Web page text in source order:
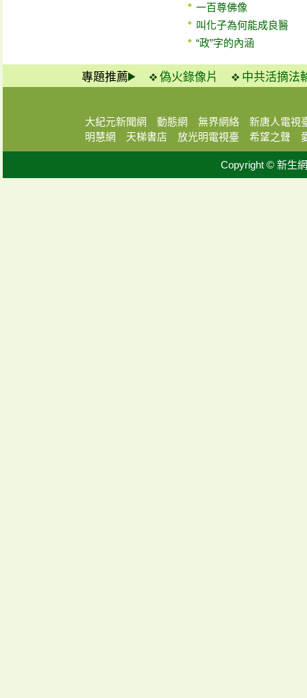
一百尊佛像
叫化子為何能成良醫
“政”字的內涵
專題推薦 偽火錄像片 中共活摘法
大紀元新聞網 動態網 無界網絡
新唐人電視
明慧網
天梯書店 放光明電視臺 希望之聲
Copyright © 新生